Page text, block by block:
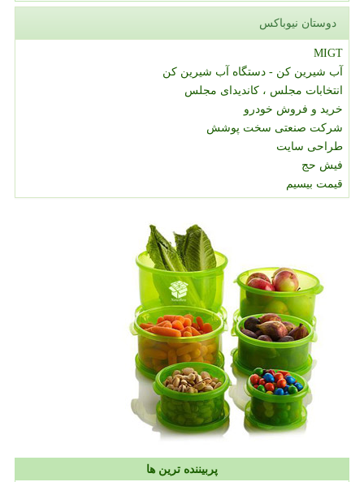
دوستان نیوباکس
MIGT
آب شیرین کن - دستگاه آب شیرین کن
انتخابات مجلس ، کاندیدای مجلس
خرید و فروش خودرو
شرکت صنعتی سخت پوشش
طراحی سایت
فیش حج
قیمت بیسیم
پربیننده ترین ها